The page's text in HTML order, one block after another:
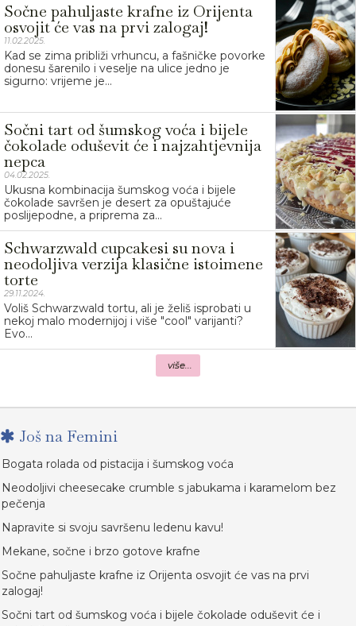
Sočne pahuljaste krafne iz Orijenta
osvojit će vas na prvi zalogaj!
11.02.2025.
Kad se zima približi vrhuncu, a fašničke povorke
donesu šarenilo i veselje na ulice jedno je
sigurno: vrijeme je...
Sočni tart od šumskog voća i bijele
čokolade oduševit će i najzahtjevnija
nepca
04.02.2025.
Ukusna kombinacija šumskog voća i bijele
čokolade savršen je desert za opuštajuće
poslijepodne, a priprema za...
Schwarzwald cupcakesi su nova i
neodoljiva verzija klasične istoimene
torte
29.11.2024.
Voliš Schwarzwald tortu, ali je želiš isprobati u
nekoj malo modernijoj i više "cool" varijanti?
Evo...
više...
Još na Femini
Bogata rolada od pistacija i šumskog voća
Neodoljivi cheesecake crumble s jabukama i karamelom bez
pečenja
Napravite si svoju savršenu ledenu kavu!
Mekane, sočne i brzo gotove krafne
Sočne pahuljaste krafne iz Orijenta osvojit će vas na prvi
zalogaj!
Sočni tart od šumskog voća i bijele čokolade oduševit će i